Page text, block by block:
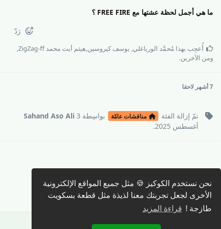
نحن نستخدم الكوكيز 🍪 مثل جميع المواقع الإلكترونية
الأخرى لجعل تجربتك معنا لذيذة مثل قطعة بسكويت
طازجة ! قراءة المزيد
ما هي أجمل لحظة عشتها مع FREE FIRE ؟
رَدّ
أُعجِب بهذا مُحمَّد الورياغلي, يوسف كيروسين,هيثم أيت محمد ZigZag-ff
,
ومن الآخرين.
7 أشهر لاحقا
تمّ إزالة الفئة مناقشات عامّة بواسِطة Sahand Aso Ali 3
أغسطس 2025
.
كتابة رد 🖊️